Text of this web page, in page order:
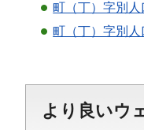
町（丁）字別
町（丁）字別
より良いウ